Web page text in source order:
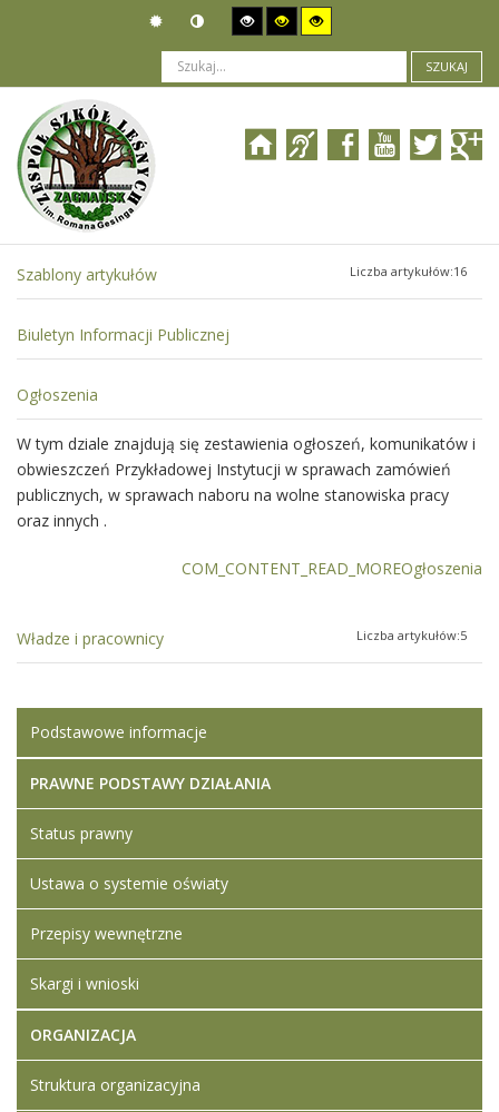
SZUKAJ
Jesteś tutaj: Ogłoszenia
Szablony artykułów Liczba artykułów:16
Biuletyn Informacji Publicznej
Ogłoszenia
W tym dziale znajdują się zestawienia ogłoszeń, komunikatów i
obwieszczeń Przykładowej Instytucji w sprawach zamówień
publicznych, w sprawach naboru na wolne stanowiska pracy
oraz innych .
COM_CONTENT_READ_MOREOgłoszenia
Władze i pracownicy Liczba artykułów:5
Podstawowe informacje
PRAWNE PODSTAWY DZIAŁANIA
Status prawny
Ustawa o systemie oświaty
Przepisy wewnętrzne
Skargi i wnioski
ORGANIZACJA
Struktura organizacyjna